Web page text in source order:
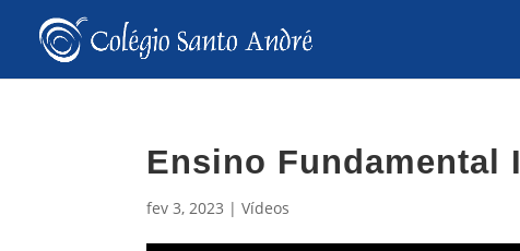
Ensino Fundamental I
fev 3, 2023 |Vídeos